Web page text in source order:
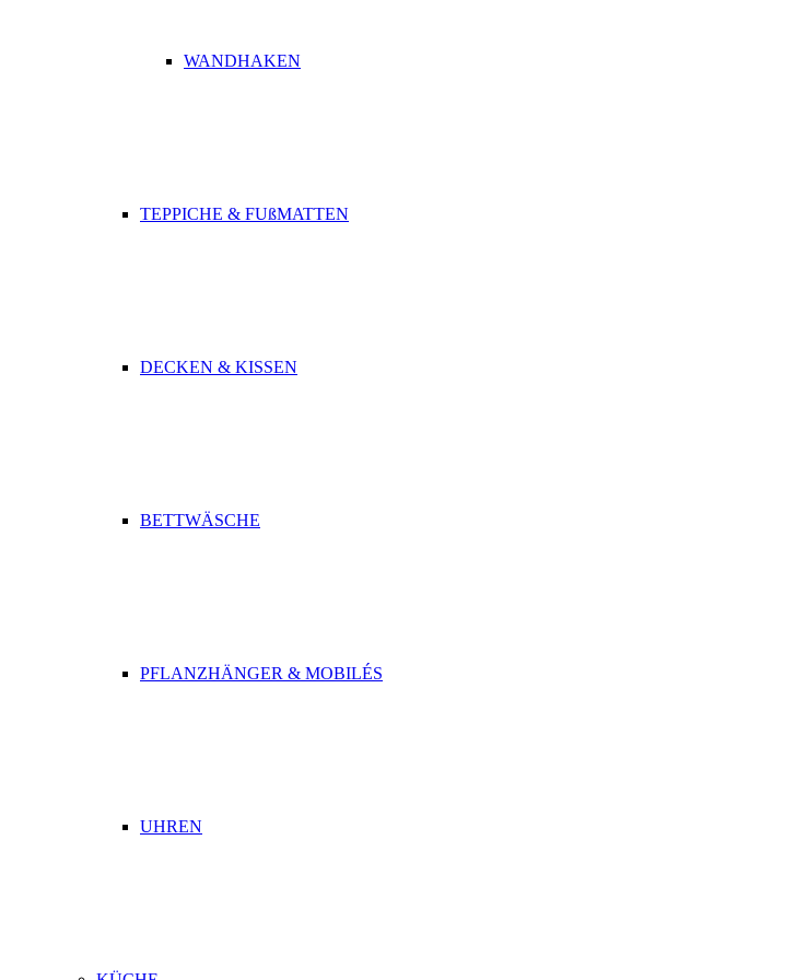
WANDHAKEN
TEPPICHE & FUßMATTEN
DECKEN & KISSEN
BETTWÄSCHE
PFLANZHÄNGER & MOBILÉS
UHREN